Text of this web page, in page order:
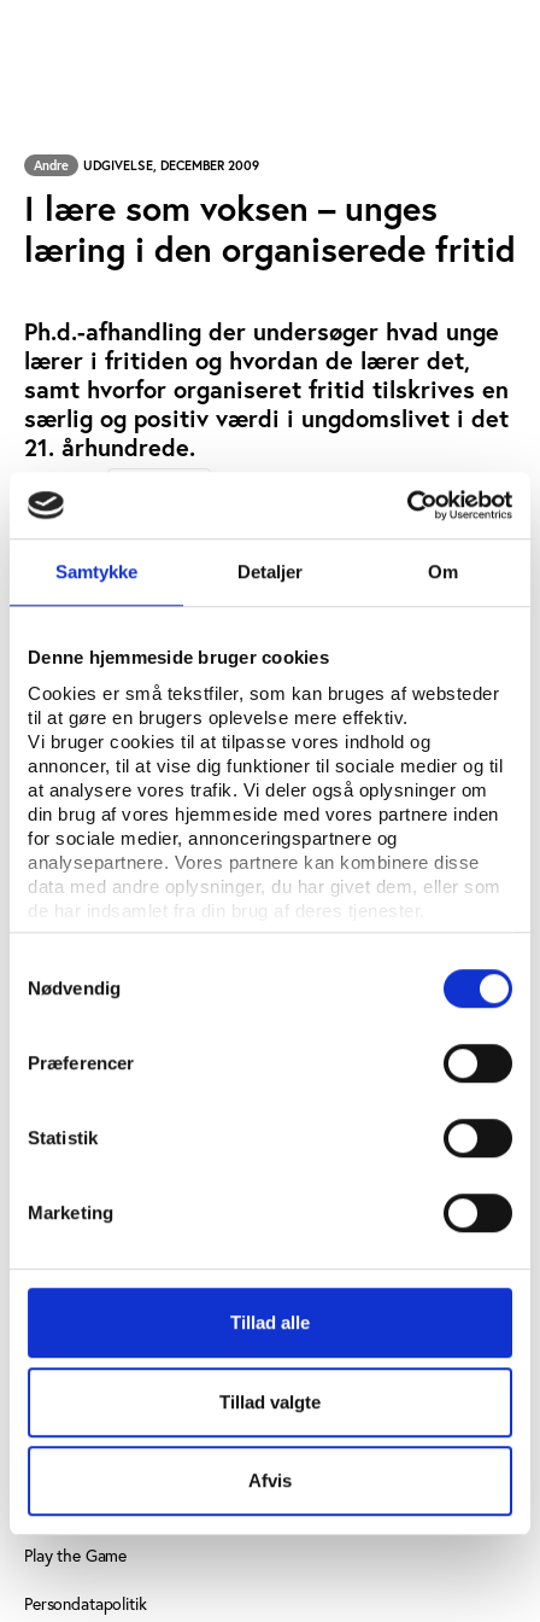
Samtykke Detaljer Om
Denne hjemmeside bruger cookies
Cookies er små tekstfiler, som kan bruges af websteder
til at gøre en brugers oplevelse mere effektiv.
Vi bruger cookies til at tilpasse vores indhold og
annoncer, til at vise dig funktioner til sociale medier og til
at analysere vores trafik. Vi deler også oplysninger om
din brug af vores hjemmeside med vores partnere inden
for sociale medier, annonceringspartnere og
analysepartnere. Vores partnere kan kombinere disse
data med andre oplysninger, du har givet dem, eller som
de har indsamlet fra din brug af deres tjenester.
Nødvendig
Præferencer
Statistik
Marketing
Tillad alle
Tillad valgte
Afvis
Andre UDGIVELSE, DECEMBER 2009
I lære som voksen – unges
læring i den organiserede fritid
Ph.d.-afhandling der undersøger hvad unge
lærer i fritiden og hvordan de lærer det,
samt hvorfor organiseret fritid tilskrives en
særlig og positiv værdi i ungdomslivet i det
21. århundrede.
NØGLEORD: IDÉBESTEMT BØRNE- OG UNGDOMSARBEJDE
FORENINGSLIV/FRIVILLIGHED
UDGIVER: DANMARKS PÆDAGOGISKE UNIVERSITETSSKOLE
ANTAL SIDER: 201
Ph.d.-afhandling for Danmarks Pædagogiske
Universitetsskole/Aarhus Universitet
KONTAKT
vifo@vifo.dk
Idrættens Analyseinstitut
Play the Game
Persondatapolitik